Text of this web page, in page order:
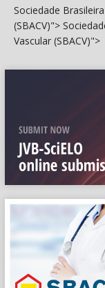
Sociedade
(SBACV)">
Vascular (SBACV)">